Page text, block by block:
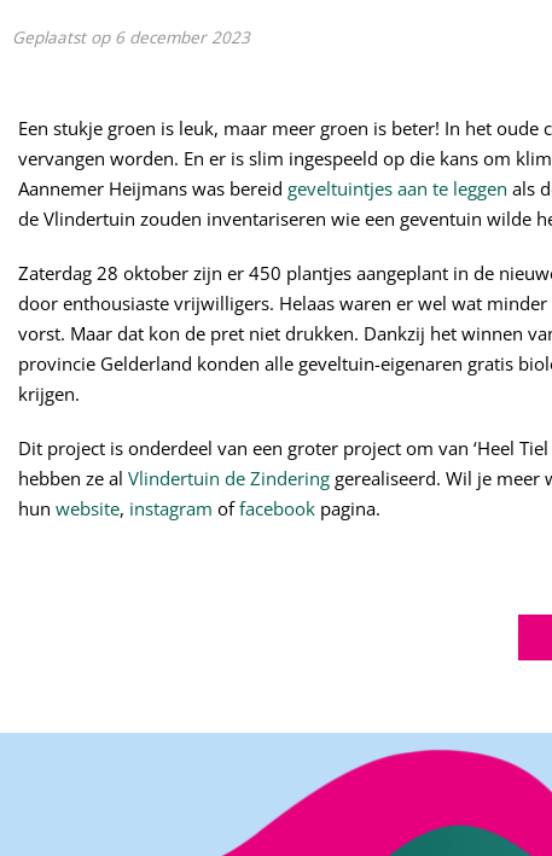
Geplaatst op 6 december 2023
Een stukje groen is leuk, maar meer groen is beter! In het
vervangen worden. En er is slim ingespeeld op die kans om
Aannemer Heijmans was bereid geveltuintjes aan te leggen als
de Vlindertuin zouden inventariseren wie een geventuin wilde
Zaterdag 28 oktober zijn er 450 plantjes aangeplant in de
door enthousiaste vrijwilligers. Helaas waren er wel wat
vorst. Maar dat kon de pret niet drukken. Dankzij het winnen
provincie Gelderland konden alle geveltuin-eigenaren gratis
krijgen.
Dit project is onderdeel van een groter project om van ‘Heel
hebben ze al Vlindertuin de Zindering gerealiseerd. Wil je meer
hun website, instagram offacebook pagina.